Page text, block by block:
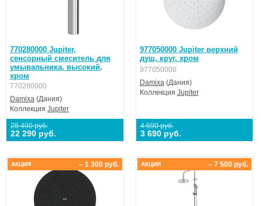
770280000 Jupiter,
cенсорный смеситель для
умывальника, высокий,
хром
770280000
Damixa (Дания)
Коллекция Jupiter
28 490 руб.
22 290 руб.
977050000 Jupiter верхний
душ, круг, хром
977050000
Damixa(Дания)
Коллекция Jupiter
4 690 руб.
3 690 руб.
– 1 300 руб.
АКЦИЯ – 7 500 руб.
АКЦИЯ